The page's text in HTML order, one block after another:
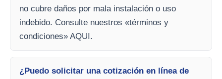
no cubre daños por mala instalación o uso
indebido. Consulte nuestros «términos y
condiciones» AQUI.
¿Puedo solicitar una cotización en línea de